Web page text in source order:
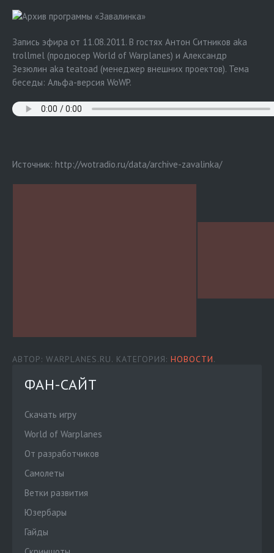
Архив программы «Завалинка»
Запись эфира от 11.08.2011. В гостях Антон Ситников aka
trollmel (продюсер World of Warplanes) и Александр
Зезюлин aka teatoad (менеджер внешних проектов). Тема
беседы: Альфа-версия WoWP.
Источник: http://wotradio.ru/data/archive-zavalinka/
АВТОР: WARPLANES.RU. КАТЕГОРИЯ: НОВОСТИ.
ФАН-САЙТ
Скачать игру
World of Warplanes
От разработчиков
Cамолеты
Ветки развития
Юзербары
Гайды